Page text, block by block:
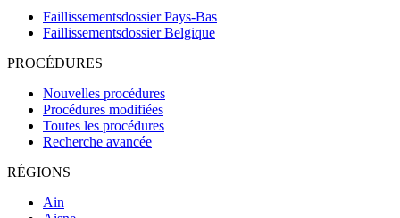
Faillissementsdossier Pays-Bas
Faillissementsdossier Belgique
PROCÉDURES
Nouvelles procédures
Procédures modifiées
Toutes les procédures
Recherche avancée
RÉGIONS
Ain